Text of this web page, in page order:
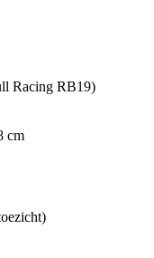
Racing RB19)
cm